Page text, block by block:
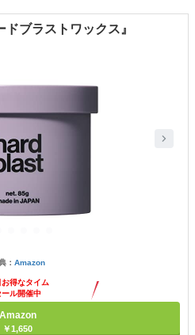
ブラストワックス』
： Amazon
お得なタイム
ール開催中
Amazon
￥1,650